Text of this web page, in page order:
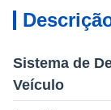
Sistema de
Veículo